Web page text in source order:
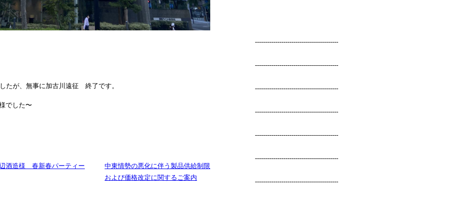
たが、無事に加古川遠征 終了です。
でした〜
酒造様 春新春パーティー
中東情勢の悪化に伴う製品供給制限
および価格改定に関するご案内
-----------------------------------------
-----------------------------------------
-----------------------------------------
-----------------------------------------
-----------------------------------------
-----------------------------------------
-----------------------------------------